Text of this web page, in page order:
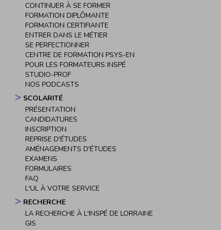
CONTINUER À SE FORMER
FORMATION DIPLÔMANTE
FORMATION CERTIFIANTE
ENTRER DANS LE MÉTIER
SE PERFECTIONNER
CENTRE DE FORMATION PSYS-EN
POUR LES FORMATEURS INSPÉ
STUDIO-PROF
NOS PODCASTS
SCOLARITÉ
PRÉSENTATION
CANDIDATURES
INSCRIPTION
REPRISE D'ÉTUDES
AMÉNAGEMENTS D'ÉTUDES
EXAMENS
FORMULAIRES
FAQ
L'UL À VOTRE SERVICE
RECHERCHE
LA RECHERCHE À L'INSPÉ DE LORRAINE
GIS